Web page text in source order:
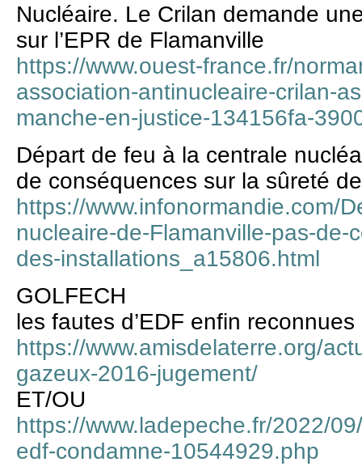
Nucléaire. Le Crilan demande
sur l’EPR de Flamanville
https://www.ouest-france.fr/
association-antinucleaire-crilan-
manche-en-justice-134156fa-
Départ de feu à la centrale
de conséquences sur la sûreté
https://www.infonormandie.com/
nucleaire-de-Flamanville-pas-de-
des-installations_a15806.html
GOLFECH
les fautes d’EDF enfin
https://www.amisdelaterre.org/
gazeux-2016-jugement/
ET/OU
https://www.ladepeche.fr/2022/
edf-condamne-10544929.php